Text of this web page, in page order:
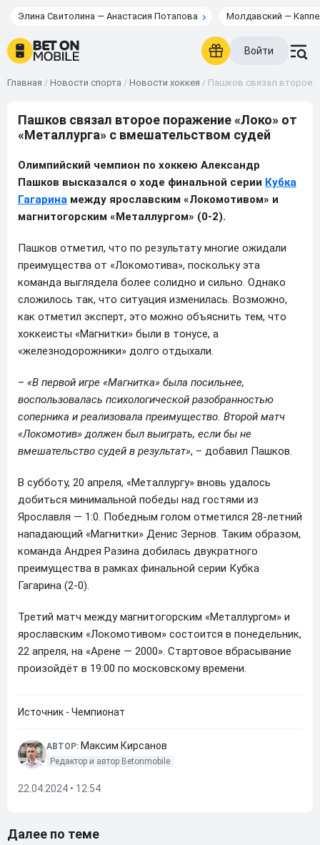
Элина Свитолина — Анастасия Потапова Молдавский —
Войти
Главная / Новости спорта / Новости хоккея / Пашков связал второе
Пашков связал второе поражение «Локо» от
«Металлурга» с вмешательством судей
Олимпийский чемпион по хоккею Александр
Пашков высказался о ходе финальной серии Кубка
Гагарина между ярославским «Локомотивом» и
магнитогорским «Металлургом» (0-2).
Пашков отметил, что по результату многие ожидали
преимущества от «Локомотива», поскольку эта
команда выглядела более солидно и сильно. Однако
сложилось так, что ситуация изменилась. Возможно,
как отметил эксперт, это можно объяснить тем, что
хоккеисты «Магнитки» были в тонусе, а
«железнодорожники» долго отдыхали.
– «В первой игре «Магнитка» была посильнее,
воспользовалась психологической разобранностью
соперника и реализовала преимущество. Второй матч
«Локомотив» должен был выиграть, если бы не
вмешательство судей в результат», – добавил Пашков.
В субботу, 20 апреля, «Металлургу» вновь удалось
добиться минимальной победы над гостями из
Ярославля — 1:0. Победным голом отметился 28-летний
нападающий «Магнитки» Денис Зернов. Таким образом,
команда Андрея Разина добилась двукратного
преимущества в рамках финальной серии Кубка
Гагарина (2-0).
Третий матч между магнитогорским «Металлургом» и
ярославским «Локомотивом» состоится в понедельник,
22 апреля, на «Арене — 2000». Стартовое вбрасывание
произойдёт в 19:00 по московскому времени.
Источник - Чемпионат
АВТОР: Максим Кирсанов
Редактор и автор Betonmobile
22.04.2024 • 12:54
Далее по теме